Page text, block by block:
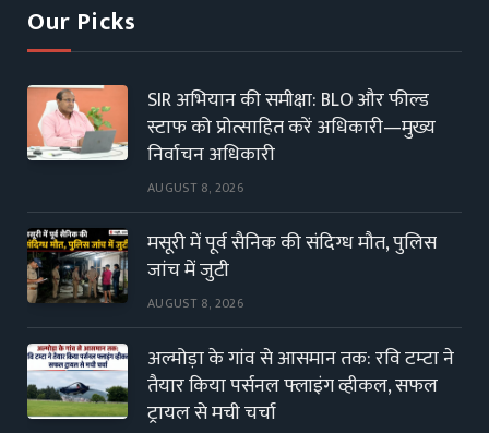
Our Picks
SIR अभियान की समीक्षा: BLO और फील्ड
स्टाफ को प्रोत्साहित करें अधिकारी—मुख्य
निर्वाचन अधिकारी
AUGUST 8, 2026
मसूरी में पूर्व सैनिक की संदिग्ध मौत, पुलिस
जांच में जुटी
AUGUST 8, 2026
अल्मोड़ा के गांव से आसमान तक: रवि टम्टा ने
तैयार किया पर्सनल फ्लाइंग व्हीकल, सफल
ट्रायल से मची चर्चा